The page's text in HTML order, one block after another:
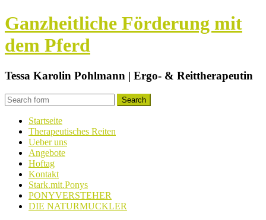
Ganzheitliche Förderung mit
dem Pferd
Tessa Karolin Pohlmann | Ergo- & Reittherapeutin
Startseite
Therapeutisches Reiten
Ueber uns
Angebote
Hoftag
Kontakt
Stark.mit.Ponys
PONYVERSTEHER
DIE NATURMUCKLER